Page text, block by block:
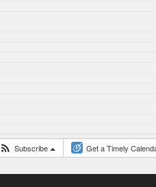
Subscribe Get a Timely